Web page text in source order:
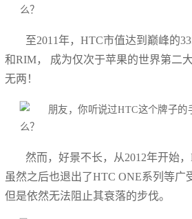
至2011年，HTC市值达到巅峰的
和RIM， 成为仅次于苹果的世界第二
无两！
然而，好景不长，从2012年开始
虽然之后也退出了HTC ONE系列等广
但是依然无法阻止其衰落的步伐。